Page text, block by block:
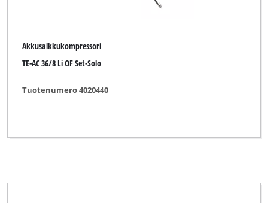
Akkusalkkukompressori
TE-AC 36/8 Li OF Set-Solo
Tuotenumero 4020440